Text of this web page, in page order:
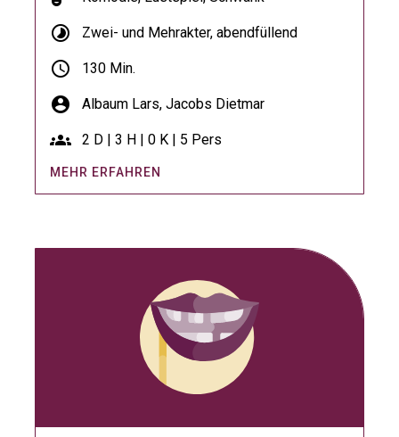
timelapse Zwei- und Mehrakter, abendfüllend
schedule 130 Min.
account_circle Albaum Lars,Jacobs Dietmar
groups 2 D | 3 H | 0 K | 5 Pers
MEHR ERFAHREN